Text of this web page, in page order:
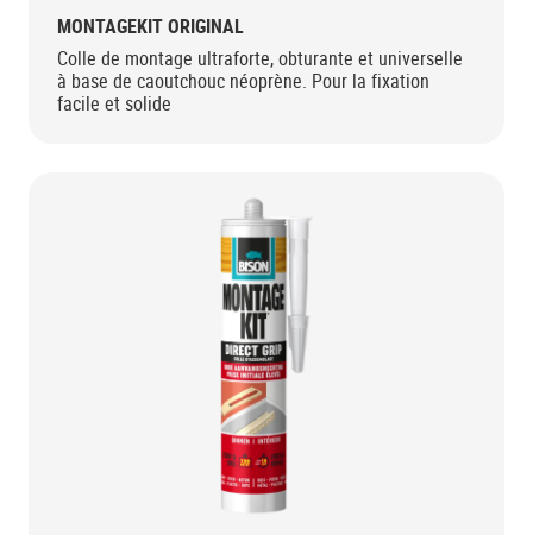
MONTAGEKIT ORIGINAL
Colle de montage ultraforte, obturante et universelle
à base de caoutchouc néoprène. Pour la fixation
facile et solide